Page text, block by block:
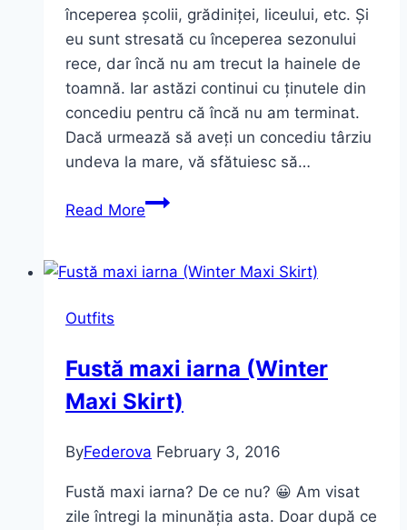
începerea școlii, grădiniței, liceului, etc. Și
eu sunt stresată cu începerea sezonului
rece, dar încă nu am trecut la hainele de
toamnă. Iar astăzi continui cu ținutele din
concediu pentru că încă nu am terminat.
Dacă urmează să aveți un concediu târziu
undeva la mare, vă sfătuiesc să…
Read MoreSentido
costumul
Outfits
Fustă maxi iarna (Winter
Maxi Skirt)
ByFederova February 3, 2016
Fustă maxi iarna? De ce nu? 😀 Am visat
zile întregi la minunăția asta. Doar după ce